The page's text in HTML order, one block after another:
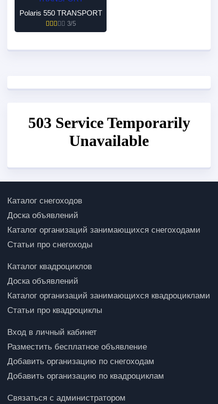
Polaris 550 TRANSPORT
3/5
Каталог снегоходов
Доска объявлений
Каталог организаций занимающихся снегоходами
Статьи про снегоходы
Каталог квадроциклов
Доска объявлений
Каталог организаций занимающихся квадроциклами
Статьи про квадроциклы
Вход в личный кабинет
Разместить бесплатное объявление
Добавить организацию по снегоходам
Добавить организацию по квадроциклам
Связаться с администратором